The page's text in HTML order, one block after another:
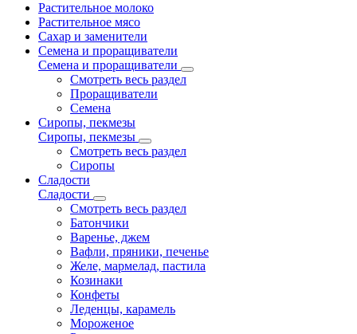
Растительное молоко
Растительное мясо
Сахар и заменители
Семена и проращиватели
Семена и проращиватели
Смотреть весь раздел
Проращиватели
Семена
Сиропы, пекмезы
Сиропы, пекмезы
Смотреть весь раздел
Сиропы
Сладости
Сладости
Смотреть весь раздел
Батончики
Варенье, джем
Вафли, пряники, печенье
Желе, мармелад, пастила
Козинаки
Конфеты
Леденцы, карамель
Мороженое